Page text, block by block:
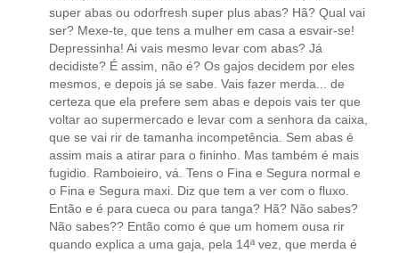
super abas ou odorfresh super plus abas? Hã? Qual vai
ser? Mexe-te, que tens a mulher em casa a esvair-se!
Depressinha! Ai vais mesmo levar com abas? Já
decidiste? É assim, não é? Os gajos decidem por eles
mesmos, e depois já se sabe. Vais fazer merda... de
certeza que ela prefere sem abas e depois vais ter que
voltar ao supermercado e levar com a senhora da caixa,
que se vai rir de tamanha incompetência. Sem abas é
assim mais a atirar para o fininho. Mas também é mais
fugidio. Ramboieiro, vá. Tens o Fina e Segura normal e
o Fina e Segura maxi. Diz que tem a ver com o fluxo.
Então e é para cueca ou para tanga? Hã? Não sabes?
Não sabes?? Então como é que um homem ousa rir
quando explica a uma gaja, pela 14ª vez, que merda é